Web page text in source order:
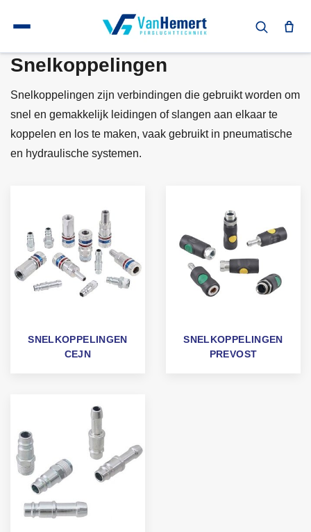
Terug naar home Snelkoppelingen
Snelkoppelingen
Snelkoppelingen zijn verbindingen die gebruikt worden om
snel en gemakkelijk leidingen of slangen aan elkaar te
koppelen en los te maken, vaak gebruikt in pneumatische
en hydraulische systemen.
SNELKOPPELINGEN
CEJN
SNELKOPPELINGEN
PREVOST